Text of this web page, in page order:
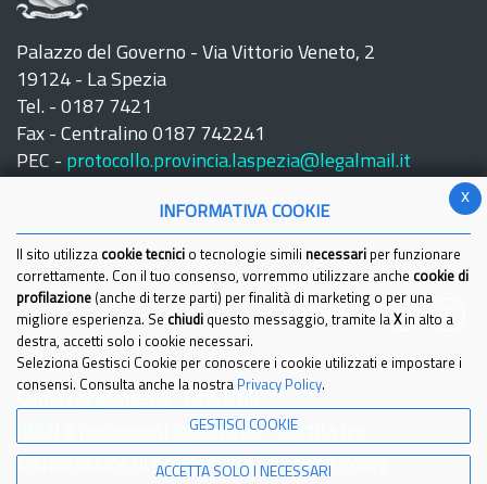
Palazzo del Governo - Via Vittorio Veneto, 2
19124 - La Spezia
Tel. - 0187 7421
Fax - Centralino 0187 742241
PEC - protocollo.provincia.laspezia@legalmail.it
Seguici su:
IBAN e pagamenti informatici
Partita Iva
Dichiarazione di Accessibilita'
Cookies Policy
x
INFORMATIVA COOKIE
Il sito utilizza cookie tecnici o tecnologie simili necessari per funzionare
correttamente. Con il tuo consenso, vorremmo utilizzare anche cookie di
profilazione (anche di terze parti) per finalità di marketing o per una
migliore esperienza. Se chiudi questo messaggio, tramite la Xin alto a
destra, accetti solo i cookie necessari.
Seleziona Gestisci Cookie per conoscere i cookie utilizzati e impostare i
consensi. Consulta anche la nostra Privacy Policy.
GESTISCI COOKIE
ACCETTA SOLO I NECESSARI